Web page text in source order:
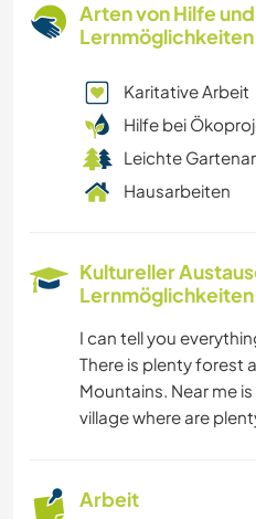
Arten von Hilfe und
Lernmöglichkeiten
Karitative Arbeit
Hilfe bei
Leichte
Hausarbeiten
Kultureller
Lernmöglichkeiten
I can tell you
There is plenty forest
Mountains. Near me
village where are
Arbeit